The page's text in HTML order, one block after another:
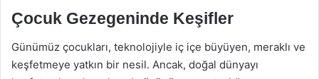
Çocuk Gezegeninde Keşifler
Günümüz çocukları, teknolojiyle iç içe büyüyen, meraklı ve
keşfetmeye yatkın bir nesil. Ancak, doğal dünyayı